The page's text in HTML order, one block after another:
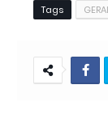
Tags